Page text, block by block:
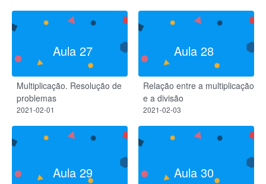
Aula 27
Multiplicação. Resolução de
problemas
2021-02-01
Aula 28
Relação entre a multiplicação
e a divisão
2021-02-03
Aula 29 Aula 30